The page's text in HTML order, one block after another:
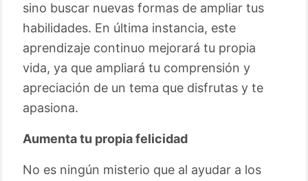
sino buscar nuevas formas de ampliar tus
habilidades. En última instancia, este
aprendizaje continuo mejorará tu propia
vida, ya que ampliará tu comprensión y
apreciación de un tema que disfrutas y te
apasiona.
Aumenta tu propia felicidad
No es ningún misterio que al ayudar a los